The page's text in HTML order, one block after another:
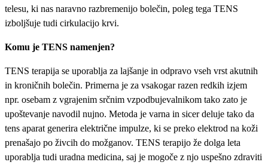
telesu, ki nas naravno razbremenijo bolečin, poleg tega TENS
izboljšuje tudi cirkulacijo krvi.
Komu je TENS namenjen?
TENS terapija se uporablja za lajšanje in odpravo vseh vrst akutnih
in kroničnih bolečin. Primerna je za vsakogar razen redkih izjem
npr. osebam z vgrajenim srčnim vzpodbujevalnikom tako zato je
upoštevanje navodil nujno. Metoda je varna in sicer deluje tako da
tens aparat generira električne impulze, ki se preko elektrod na koži
prenašajo po živcih do možganov. TENS terapijo že dolga leta
uporablja tudi uradna medicina, saj je mogoče z njo uspešno zdraviti